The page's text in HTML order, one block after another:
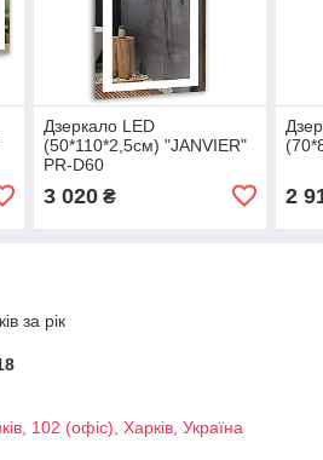
Дзеркало LED
(50*110*2,5см) "JANVIER"
PR-D60
3 020₴ 2
за рік
102 (офіс), Харків, Україна